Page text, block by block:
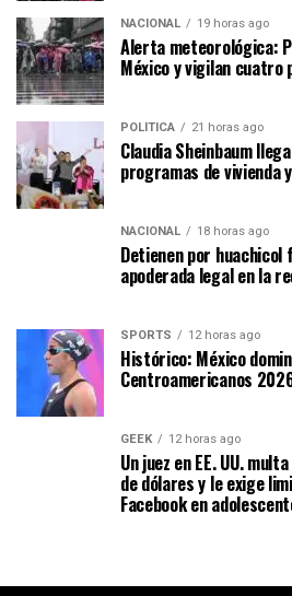
NACIONAL 19 horas ago
Alerta meteorológica:
México y vigilan cuatro
POLÍTICA 21 horas ago
Claudia Sheinbaum
programas de
NACIONAL 18 horas ago
Detienen por huachicol
apoderada legal en la
SPORTS 12 horas ago
Histórico: México
Centroamericanos
GEEK 12 horas ago
Un juez en EE. UU.
de dólares y le exige
Facebook en